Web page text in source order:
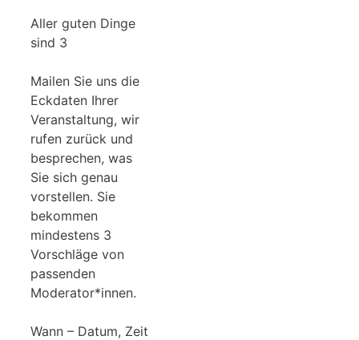
Aller guten Dinge
sind 3
Mailen Sie uns die
Eckdaten Ihrer
Veranstaltung, wir
rufen zurück und
besprechen, was
Sie sich genau
vorstellen. Sie
bekommen
mindestens 3
Vorschläge von
passenden
Moderator*innen.
Wann – Datum, Zeit